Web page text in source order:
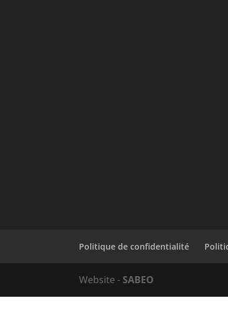
Politique de confidentialité
Website - SABEO